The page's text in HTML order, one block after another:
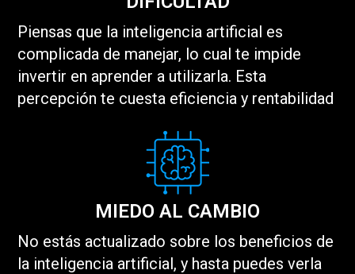
Piensas que la inteligencia artificial es
complicada de manejar, lo cual te impide
invertir en aprender a utilizarla. Esta
percepción te cuesta eficiencia y rentabilidad
MIEDO AL CAMBIO
No estás actualizado sobre los beneficios de
la inteligencia artificial, y hasta puedes verla